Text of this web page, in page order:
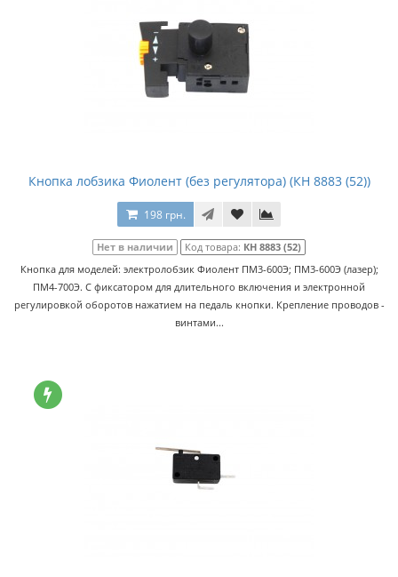
Кнопка лобзика Фиолент (без регулятора) (КН 8883 (52))
198 грн.
Нет в наличии Код товара: КН 8883 (52)
Кнопка для моделей: электролобзик Фиолент ПМ3-600Э; ПМ3-600Э (лазер);
ПМ4-700Э. С фиксатором для длительного включения и электронной
регулировкой оборотов нажатием на педаль кнопки. Крепление проводов -
винтами...